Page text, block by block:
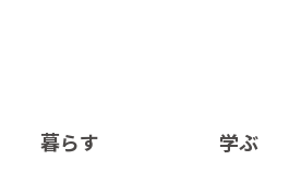
暮らす 学ぶ